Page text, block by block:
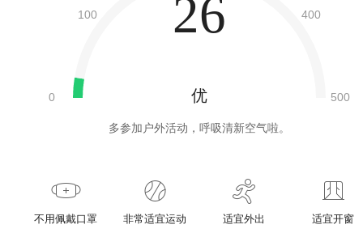
26
优
多参加户外活动，呼吸清新空气啦。
不用佩戴口罩 非常适宜运动 适宜外出 适宜开窗